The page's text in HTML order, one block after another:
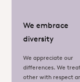
We embrace
diversity
We appreciate our
differences. We
other with respect